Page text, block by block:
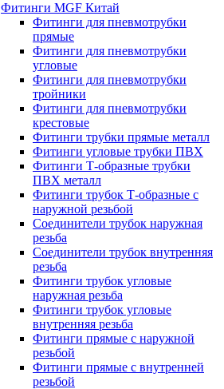
Фитинги MGF Китай
Фитинги для пневмотрубки
прямые
Фитинги для пневмотрубки
угловые
Фитинги для пневмотрубки
тройники
Фитинги для пневмотрубки
крестовые
Фитинги трубки прямые металл
Фитинги угловые трубки ПВХ
Фитинги Т-образные трубки
ПВХ металл
Фитинги трубок Т-образные с
наружной резьбой
Соединители трубок наружная
резьба
Соединители трубок внутренняя
резьба
Фитинги трубок угловые
наружная резьба
Фитинги трубок угловые
внутренняя резьба
Фитинги прямые с наружной
резьбой
Фитинги прямые с внутренней
резьбой